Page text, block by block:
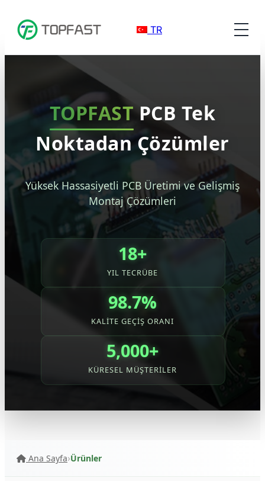
TR
TOPFASTPCB Tek
Noktadan Çözümler
Yüksek Hassasiyetli PCB Üretimi ve Gelişmiş
Montaj Çözümleri
18+
YIL TECRÜBE
98.7%
KALITE GEÇIŞ ORANI
5,000+
KÜRESEL MÜŞTERILER
Ana Sayfa Ürünler